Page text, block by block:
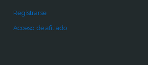
Registrarse
Acceso de afiliado